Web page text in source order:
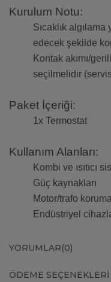
Kurulum Notu:
Sıcaklık
edecek şekilde
Kontak akımı/
seçilmelidir
Paket İçeriği:
1x Termostat
Kullanım Alanları:
Kombi ve ısıtıcı
Güç kaynakları
Motor/trafo koruma
Endüstriyel
YORUMLAR(0)
ÖDEME SEÇENEKLERI